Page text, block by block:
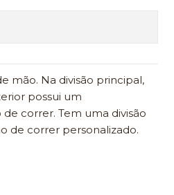
mão. Na divisão principal,
possui um
correr. Tem uma divisão
de correr personalizado.